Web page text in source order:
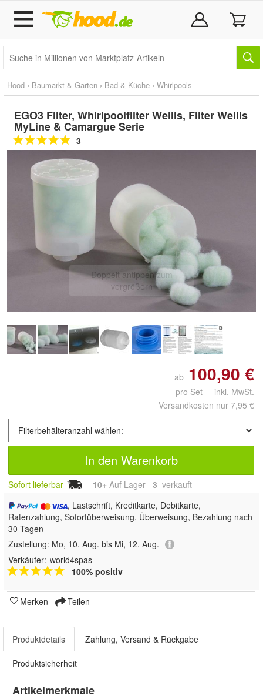
Hood › Baumarkt & Garten › Bad & Küche › Whirlpools
EGO3 Filter, Whirlpoolfilter Wellis, Filter Wellis
MyLine & Camargue Serie
3
Doppelt antippen zum
vergrößern
ab 100,90 €
pro Set inkl. MwSt.
Versandkosten nur 7,95 €
In den Warenkorb
Sofort lieferbar 10+ Auf Lager 3 verkauft
, Lastschrift, Kreditkarte, Debitkarte,
Ratenzahlung, Sofortüberweisung, Überweisung, Bezahlung nach
30 Tagen
Zustellung: Mo, 10. Aug. bis Mi, 12. Aug.
Verkäufer: world4spas
100% positiv
Merken Teilen
Produktdetails Zahlung, Versand & Rückgabe
Produktsicherheit
Artikelmerkmale